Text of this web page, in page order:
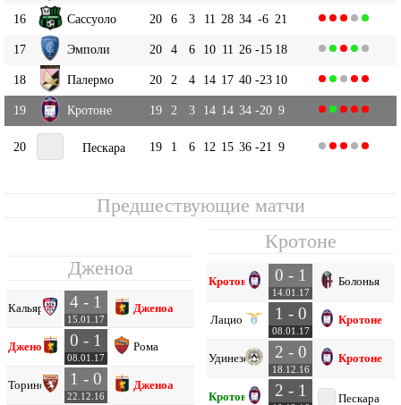
16 Сассуоло 20 6 3 11 28 34 -6 21
17 Эмполи 20 4 6 10 11 26 -15 18
18 Палермо 20 2 4 14 17 40 -23 10
19 Кротоне 19 2 3 14 14 34 -20 9
20 Пескара 19 1 6 12 15 36 -21 9
Предшествующие матчи
Дженоа
Кальяри 4 - 1
15.01.17
Дженоа
Дженоа 0 - 1
08.01.17
Рома
Торино 1 - 0
22.12.16
Дженоа
Кротоне
Кротоне 0 - 1
14.01.17
Болонья
Лацио 1 - 0
08.01.17
Кротоне
Удинезе 2 - 0
18.12.16
Кротоне
Кротоне 2 - 1 Пескара